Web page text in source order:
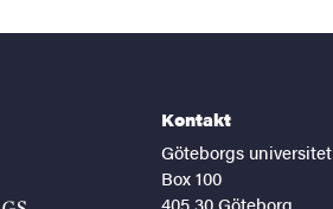
Kontakt
Göteborgs universitet
Box 100
405 30 Göteborg